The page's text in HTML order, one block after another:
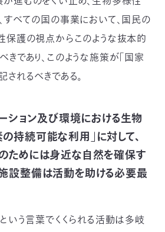
すべての国の事業において、国民の
保護の視点からこのような抜本的
であり、このような施策が「国家
れるべきである。
ーション及び環境における生物
持続可能な利用」に対して、
ためには身近な自然を確保す
設整備は活動を助ける必要最
という言葉でくくられる活動は多岐